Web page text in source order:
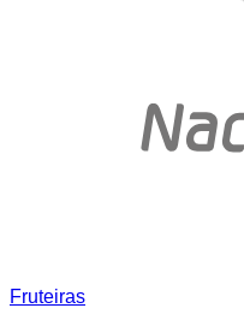
Fruteiras